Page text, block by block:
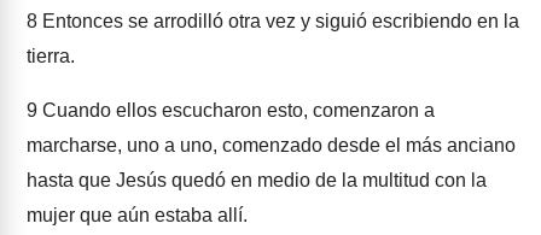
8 Entonces se arrodilló otra vez y siguió escribiendo en la
tierra.
9 Cuando ellos escucharon esto, comenzaron a
marcharse, uno a uno, comenzado desde el más anciano
hasta que Jesús quedó en medio de la multitud con la
mujer que aún estaba allí.